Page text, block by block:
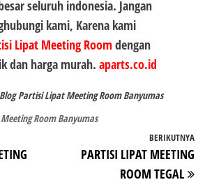
seluruh indonesia. Jangan
kami, Karena kami
Lipat Meeting Room dengan
dan harga murah. aparts.co.id
Blog Partisi Lipat Meeting Room Banyumas
Room Banyumas
BERIKUTNYA
PARTISI LIPAT MEETING
ROOM TEGAL